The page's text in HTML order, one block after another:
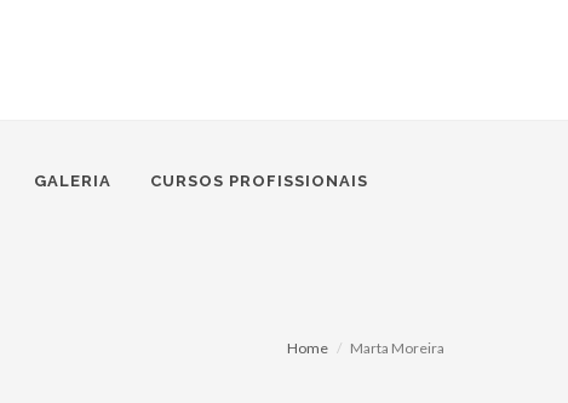
GALERIA CURSOS PROFISSIONAIS
Home Marta Moreira